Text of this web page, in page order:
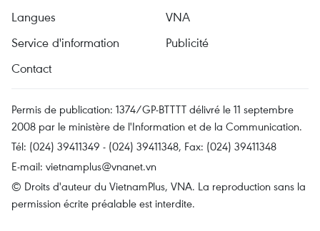
Langues
VNA
Service d'information
Publicité
Contact
Permis de publication: 1374/GP-BTTTT délivré le 11 septembre
2008 par le ministère de l'Information et de la Communication.
Tél: (024) 39411349 - (024) 39411348, Fax: (024) 39411348
E-mail: vietnamplus@vnanet.vn
© Droits d'auteur du VietnamPlus, VNA. La reproduction sans la
permission écrite préalable est interdite.